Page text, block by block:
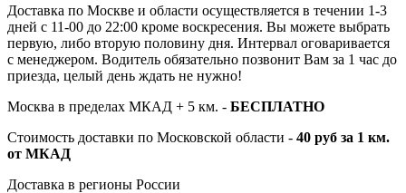
Доставка по Москве и области осуществляется в течении 1-3
дней с 11-00 до 22:00 кроме воскресения. Вы можете выбрать
первую, либо вторую половину дня. Интервал оговаривается
с менеджером. Водитель обязательно позвонит Вам за 1 час до
приезда, целый день ждать не нужно!
Москва в пределах МКАД + 5 км. - БЕСПЛАТНО
Стоимость доставки по Московской области - 40 руб за 1 км.
от МКАД
Доставка в регионы России